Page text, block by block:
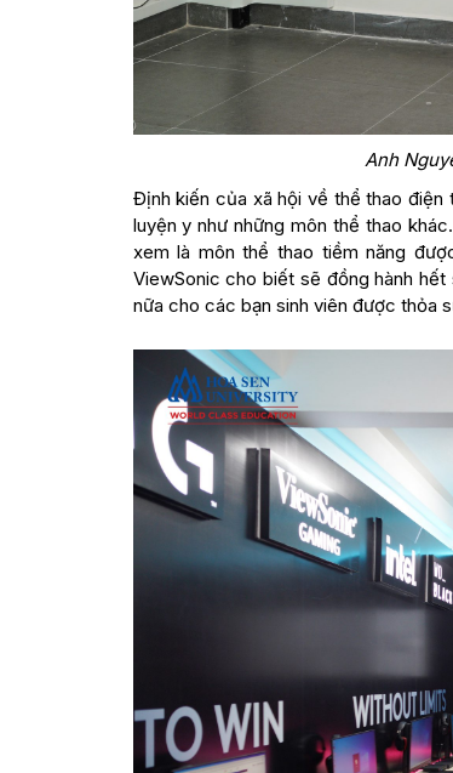
Anh
Định kiến của xã hội về thể thao điện
luyện y như những môn thể thao
xem là môn thể thao tiềm năng
ViewSonic cho biết sẽ đồng hành
nữa cho các bạn sinh viên được thỏa